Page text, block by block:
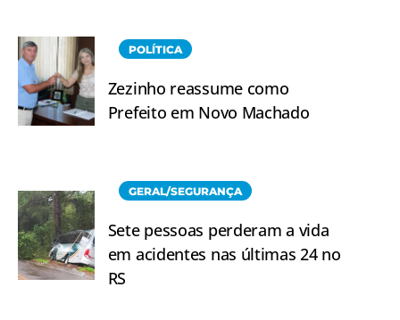
POLÍTICA
Zezinho reassume como
Prefeito em Novo Machado
GERAL/SEGURANÇA
Sete pessoas perderam a vida
em acidentes nas últimas 24 no
RS